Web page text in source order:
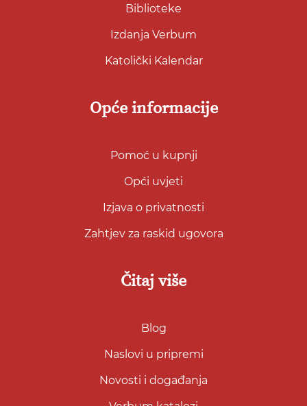
Biblioteke
Izdanja Verbum
Katolički Kalendar
Opće informacije
Pomoć u kupnji
Opći uvjeti
Izjava o privatnosti
Zahtjev za raskid ugovora
Čitaj više
Blog
Naslovi u pripremi
Novosti i događanja